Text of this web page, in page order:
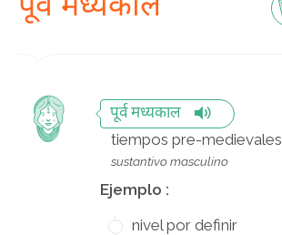
पूर्व मध्यकाल
tiempos pre-medievales
sustantivo masculino
Ejemplo :
nivel por definir